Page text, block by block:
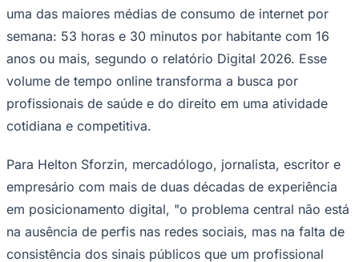
Corinthians
uma das maiores médias de consumo de internet por
semana: 53 horas e 30 minutos por habitante com 16
anos ou mais, segundo o relatório Digital 2026. Esse
volume de tempo online transforma a busca por
profissionais de saúde e do direito em uma atividade
cotidiana e competitiva.
Para Helton Sforzin, mercadólogo, jornalista, escritor e
empresário com mais de duas décadas de experiência
em posicionamento digital, "o problema central não está
na ausência de perfis nas redes sociais, mas na falta de
consistência dos sinais públicos que um profissional